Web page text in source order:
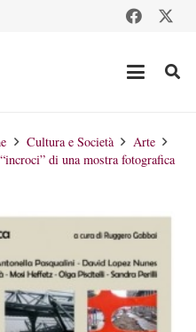
Cultura e Società
Arte
di una mostra fotografica